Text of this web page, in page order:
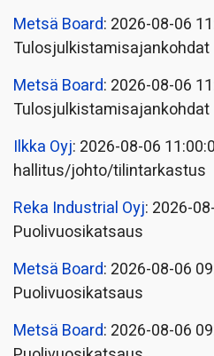
Metsä Board: 2026-08-06
Tulosjulkistamisajankohdat
Metsä Board: 2026-08-06
Tulosjulkistamisajankohdat
Ilkka Oyj: 2026-08-06
hallitus/johto/tilintarkastus
Reka Industrial Oyj: 2026-
Puolivuosikatsaus
Metsä Board: 2026-08-06
Puolivuosikatsaus
Metsä Board: 2026-08-06